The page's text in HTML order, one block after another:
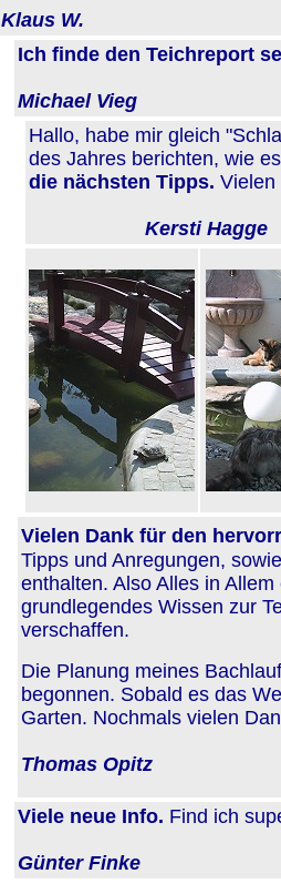
Klaus W.
Ich finde den Teichreport
Michael Vieg
Hallo, habe mir gleich
des Jahres berichten, wie
die nächsten Tipps. Vielen
Kersti Hagge
Vielen Dank für den
Tipps und Anregungen,
enthalten. Also Alles in
grundlegendes Wissen zur
verschaffen.
Die Planung meines
begonnen. Sobald es das
Garten. Nochmals vielen
Thomas Opitz
Viele neue Info. Find ich
Günter Finke